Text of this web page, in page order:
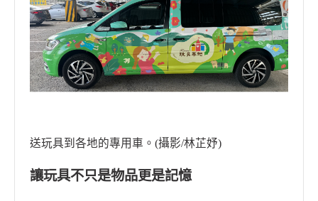
送玩具到各地的專用車。(攝影/林芷妤)
讓玩具不只是物品更是記憶